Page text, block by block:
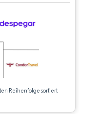
Reihenfolge sortiert